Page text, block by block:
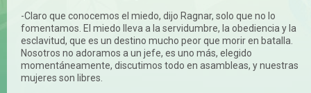
-Claro que conocemos el miedo, dijo Ragnar, solo que no lo
fomentamos. El miedo lleva a la servidumbre, la obediencia y la
esclavitud, que es un destino mucho peor que morir en batalla.
Nosotros no adoramos a un jefe, es uno más, elegido
momentáneamente, discutimos todo en asambleas, y nuestras
mujeres son libres.